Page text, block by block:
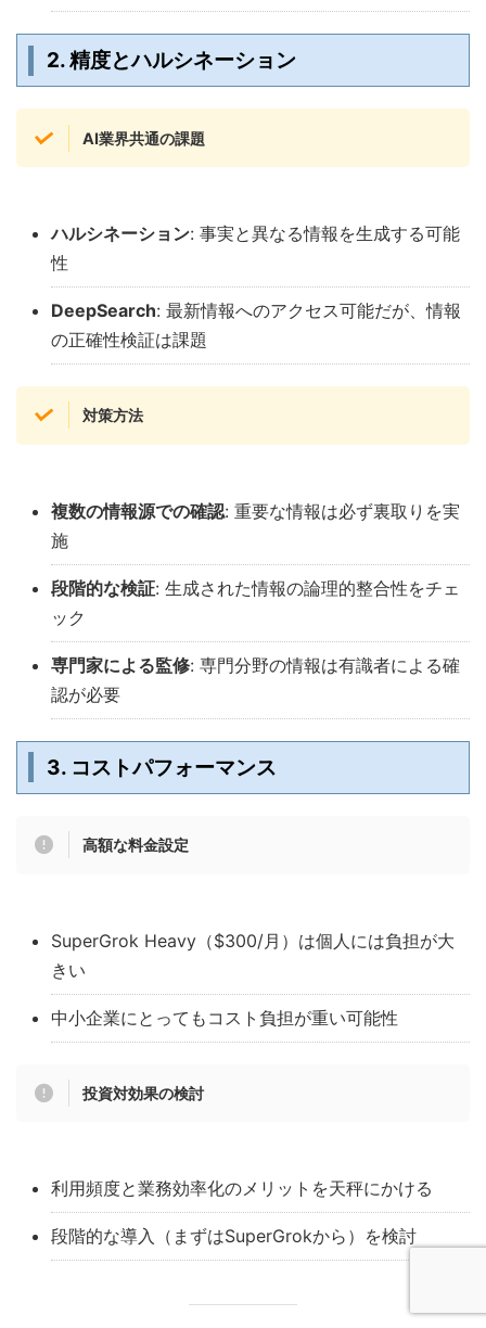
2. 精度とハルシネーション
AI業界共通の課題
ハルシネーション: 事実と異なる情報を生成する可能
性
DeepSearch: 最新情報へのアクセス可能だが、情報
の正確性検証は課題
対策方法
複数の情報源での確認: 重要な情報は必ず裏取りを実
施
段階的な検証: 生成された情報の論理的整合性をチェ
ック
専門家による監修: 専門分野の情報は有識者による確
認が必要
3. コストパフォーマンス
高額な料金設定
SuperGrok Heavy（$300/月）は個人には負担が大
きい
中小企業にとってもコスト負担が重い可能性
投資対効果の検討
利用頻度と業務効率化のメリットを天秤にかける
段階的な導入（まずはSuperGrokから）を検討